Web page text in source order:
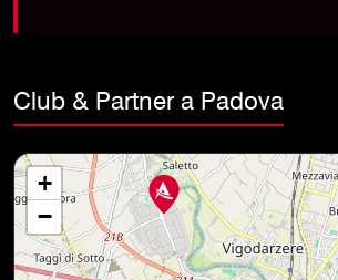
Club & Partner a Padova
+
−